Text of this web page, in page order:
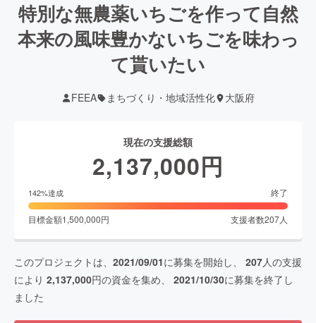
特別な無農薬いちごを作って自然
本来の風味豊かないちごを味わっ
て貰いたい
FEEA まちづくり・地域活性化 大阪府
現在の支援総額
2,137,000円
142%達成 終了
目標金額1,500,000円 支援者数207人
このプロジェクトは、 2021/09/01に募集を開始し、 207人の支援
により 2,137,000円の資金を集め、 2021/10/30に募集を終了し
ました